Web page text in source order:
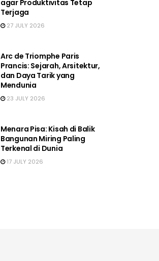
agar Produktivitas Tetap
Terjaga
27 JULY 2026
Arc de Triomphe Paris
Prancis: Sejarah, Arsitektur,
dan Daya Tarik yang
Mendunia
23 JULY 2026
Menara Pisa: Kisah di Balik
Bangunan Miring Paling
Terkenal di Dunia
17 JULY 2026